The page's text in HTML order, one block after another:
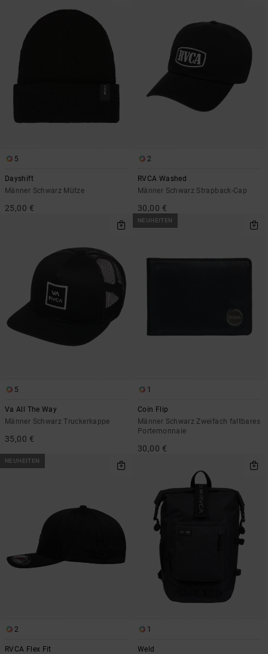
5
Dayshift
Männer Schwarz Mütze
25,00 €
2
RVCA Washed
Männer Schwarz Strapback-Cap
30,00 €
5
Va All The Way
Männer Schwarz Truckerkappe
35,00 €
NEUHEITEN
1
Coin Flip
Männer Schwarz Zweifach faltbares
Portemonnaie
30,00 €
NEUHEITEN
2
RVCA Flex Fit
1
Weld